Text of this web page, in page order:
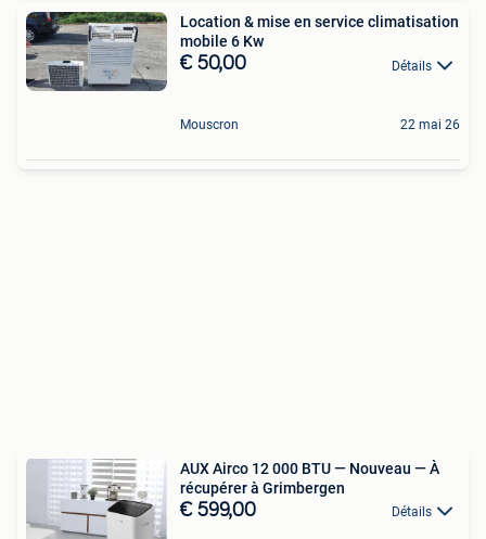
Location & mise en service climatisation
mobile 6 Kw
€ 50,00 Détails
Mouscron 22 mai 26
AUX Airco 12 000 BTU — Nouveau — À
récupérer à Grimbergen
€ 599,00 Détails